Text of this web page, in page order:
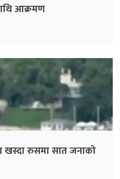
आक्रमण
खस्दा रुसमा सात जनाको